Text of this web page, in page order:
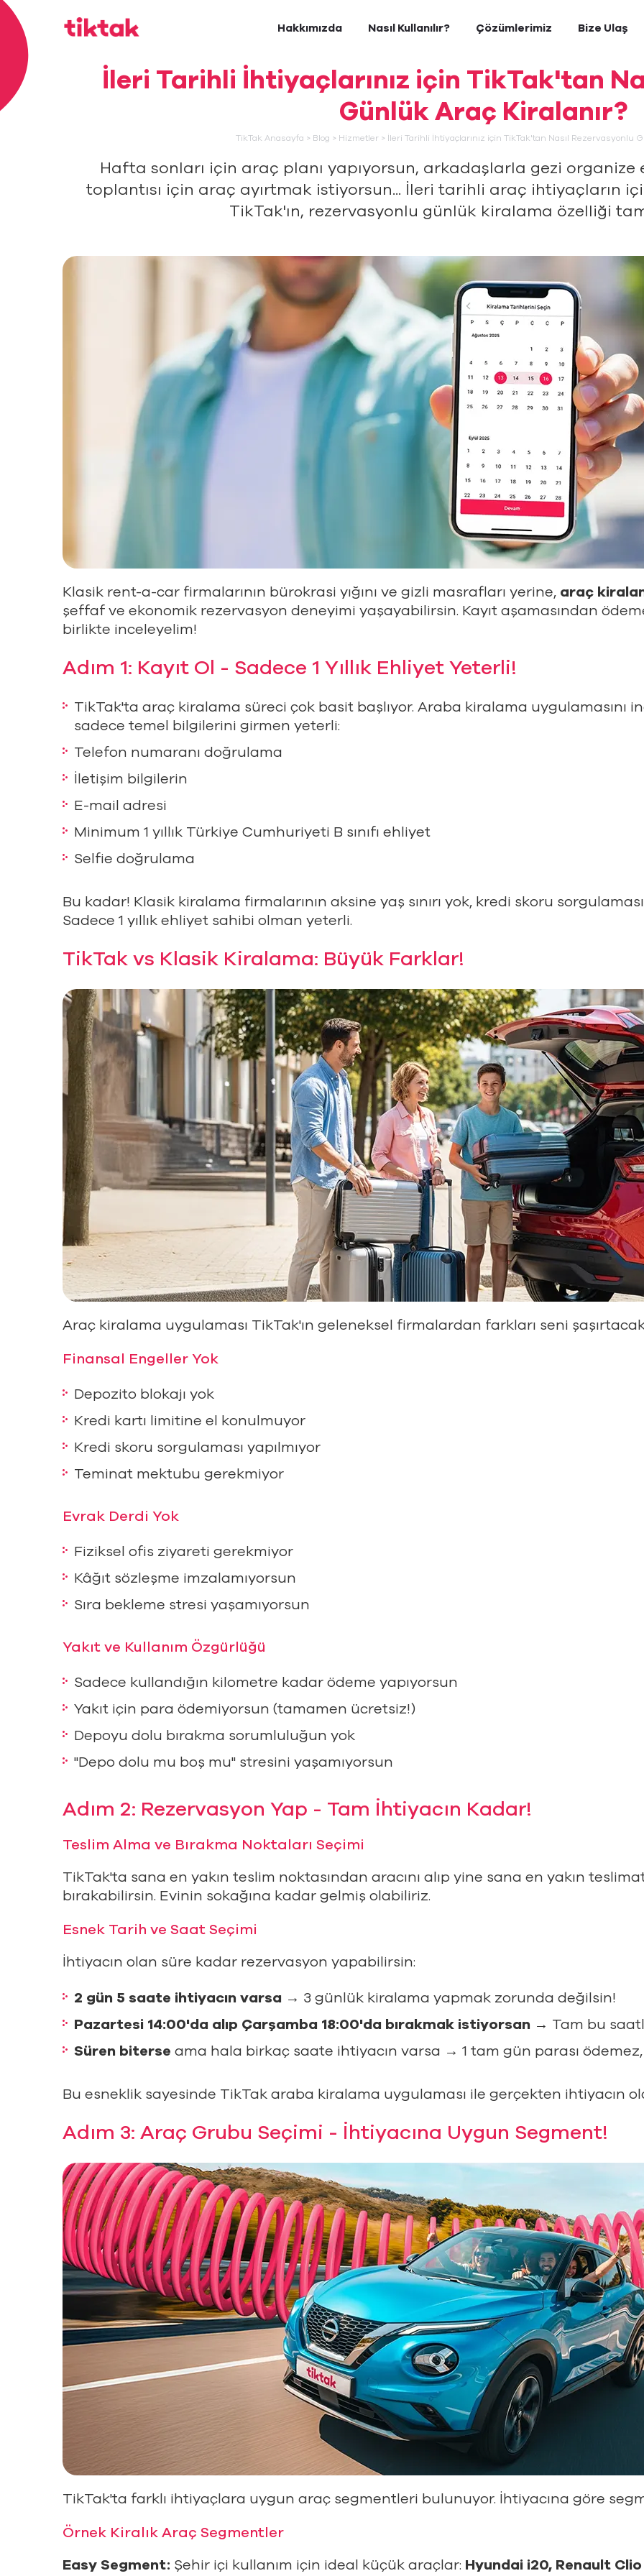
Hakkımızda Nasıl Kullanılır? Çözümlerimiz Bize Ulaş
İleri Tarihli İhtiyaçlarınız için TikTak'tan
Günlük Araç Kiralanır?
TikTak Anasayfa > Blog > Hizmetler > İleri Tarihli İhtiyaçlarınız için TikTak'tan Nasıl Rezervasyonlu
Hafta sonları için araç planı yapıyorsun, arkadaşlarla gezi
toplantısı için araç ayırtmak istiyorsun... İleri tarihli araç ihtiyaçların
TikTak'ın, rezervasyonlu günlük kiralama özelliği
Klasik rent-a-car firmalarının bürokrasi yığını ve gizli masrafları yerine, araç
şeffaf ve ekonomik rezervasyon deneyimi yaşayabilirsin. Kayıt aşamasından
birlikte inceleyelim!
Adım 1: Kayıt Ol - Sadece 1 Yıllık Ehliyet Yeterli!
TikTak'ta araç kiralama süreci çok basit başlıyor. Araba kiralama uygulamasını
sadece temel bilgilerini girmen yeterli:
Telefon numaranı doğrulama
İletişim bilgilerin
E-mail adresi
Minimum 1 yıllık Türkiye Cumhuriyeti B sınıfı ehliyet
Selfie doğrulama
Bu kadar! Klasik kiralama firmalarının aksine yaş sınırı yok, kredi skoru
Sadece 1 yıllık ehliyet sahibi olman yeterli.
TikTak vs Klasik Kiralama: Büyük Farklar!
Araç kiralama uygulaması TikTak'ın geleneksel firmalardan farkları seni
Finansal Engeller Yok
Depozito blokajı yok
Kredi kartı limitine el konulmuyor
Kredi skoru sorgulaması yapılmıyor
Teminat mektubu gerekmiyor
Evrak Derdi Yok
Fiziksel ofis ziyareti gerekmiyor
Kâğıt sözleşme imzalamıyorsun
Sıra bekleme stresi yaşamıyorsun
Yakıt ve Kullanım Özgürlüğü
Sadece kullandığın kilometre kadar ödeme yapıyorsun
Yakıt için para ödemiyorsun (tamamen ücretsiz!)
Depoyu dolu bırakma sorumluluğun yok
"Depo dolu mu boş mu" stresini yaşamıyorsun
Adım 2: Rezervasyon Yap - Tam İhtiyacın Kadar!
Teslim Alma ve Bırakma Noktaları Seçimi
TikTak'ta sana en yakın teslim noktasından aracını alıp yine sana en yakın
bırakabilirsin. Evinin sokağına kadar gelmiş olabiliriz.
Esnek Tarih ve Saat Seçimi
İhtiyacın olan süre kadar rezervasyon yapabilirsin:
2 gün 5 saate ihtiyacın varsa → 3 günlük kiralama yapmak zorunda değilsin!
Pazartesi 14:00'da alıp Çarşamba 18:00'da bırakmak istiyorsan → Tam bu
Süren biterse ama hala birkaç saate ihtiyacın varsa → 1 tam gün parası
Bu esneklik sayesinde TikTak araba kiralama uygulaması ile gerçekten ihtiyacın
Adım 3: Araç Grubu Seçimi - İhtiyacına Uygun Segment!
TikTak'ta farklı ihtiyaçlara uygun araç segmentleri bulunuyor. İhtiyacına göre
Örnek Kiralık Araç Segmentler
Easy Segment: Şehir içi kullanım için ideal küçük araçlar: Hyundai i20, Renault Clio